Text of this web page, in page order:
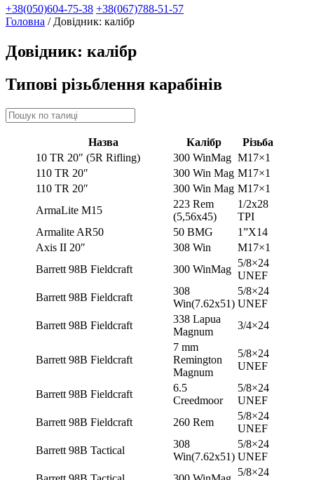
+38(050)604-75-38 +38(067)788-51-57
Головна / Довідник: калібр
Довідник: калібр
Типові різьблення карабінів
Назва Калібр
Різьба
10 TR 20″ (5R Rifling)
300 WinMag М17×1
110 TR 20″
300 Win Mag М17×1
110 TR 20″
300 Win Mag М17×1
ArmaLite M15
223 Rem
(5,56х45)
1/2х28
TPI
Armalite AR50
50 BMG
1”X14
Axis II 20″
308 Win
М17×1
Barrett 98B Fieldcraft
300 WinMag
5/8×24
UNEF
Barrett 98B Fieldcraft
308
Win(7.62х51)
5/8×24
UNEF
Barrett 98B Fieldcraft
338 Lapua
Magnum
3/4×24
Barrett 98B Fieldcraft
7 mm
Remington
Magnum
5/8×24
UNEF
Barrett 98B Fieldcraft
6.5
Creedmoor
5/8×24
UNEF
Barrett 98B Fieldcraft
260 Rem
5/8×24
UNEF
Barrett 98B Tactical
308
Win(7.62х51)
5/8×24
UNEF
5/8×24